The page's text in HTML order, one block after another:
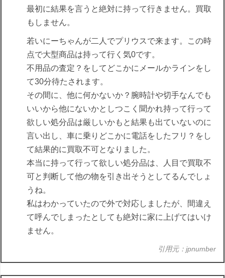
最初に結果を言うと絶対に持って行きません。買取
もしません。
若いにーちゃんが二人でプリウスで来ます。この時
点で大型商品は持って行く気0です。
不用品の査定？をしてどこかにメールかラインをし
て30分待たされます。
その間に、他に何かないか？腕時計や切手なんでも
いいから他にないかとしつこく聞かれ持って行って
欲しい処分品は厳しいかもと結果も出ていないのに
言い出し、車に乗りどこかに電話をしたフリ？をし
て結果的に買取不可となりました。
本当に持って行って欲しい処分品は、人目で買取不
可と判断して他の物を引き出そうとしてるんでしょ
うね。
私はわかっていたので外で対応しましたが、間違え
て呼んでしまったとしても絶対に家に上げてはいけ
ません。
引用元：jpnumber